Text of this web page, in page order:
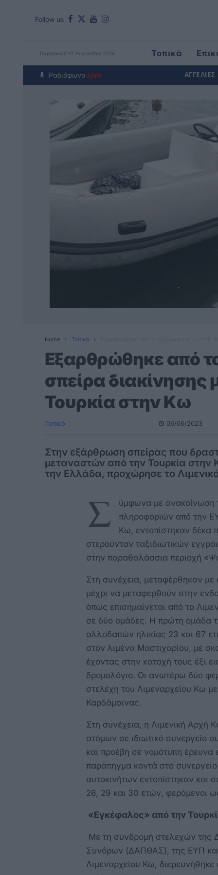
Follow us
Παρασκευή 07 Αυγούστου 2026 Τοπικά
Around The
Ραδιόφωνο Live ΑΓΓΕΛΙΕΣ
Home Τοπικά
Εξαρθρώθηκε από
σπείρα
Τουρκία στην Κω
Τοπικά 06/06/2023
Στην εξάρθρωση σπείρας που
μεταναστών από την Τουρκία στην
την Ελλάδα, προχώρησε το
Σ
ύμφωνα με ανακοίνωση
πληροφοριών από την
Κω, εντοπίστηκαν δέκα
στερούνταν ταξιδιωτικών
στην παραθαλάσσια περιοχή
Στη συνέχεια, μεταφέρθηκαν
μέχρι να μεταφερθούν στην
όπως επισημαίνεται από το
σε δύο ομάδες. Η πρώτη ομάδα
αλλοδαπών ηλικίας 23 και 67
στον λιμένα Μαστιχαρίου, με
έχοντας στην κατοχή τους έξι
δρομολόγιο. Οι ανωτέρω δύο
στελέχη του Λιμεναρχείου Κω
Στη συνέχεια, η Λιμενική Αρχή
ατόμων σε ιδιωτικό συνεργείο
και προέβη σε νομότυπη έρευνα
παράπηγμα κοντά στο
αυτοκινήτων εντοπίστηκαν και
26, 29 και 30 ετών,
«Εγκέφαλος» από
Με τη συνδρομή στελεχών της
Συνόρων (ΔΑΠΘΑΣ), της ΕΥΠ
Λιμεναρχείου Κω,